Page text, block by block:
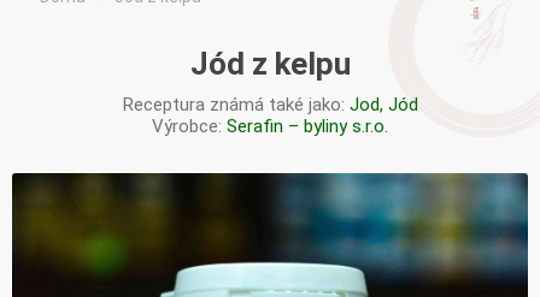
Jód z kelpu
Receptura známá také jako: Jod, Jód
Výrobce: Serafin – byliny s.r.o.